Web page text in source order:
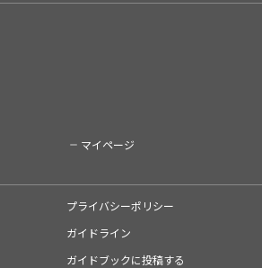
マイページ
プライバシーポリシー
ガイドライン
ガイドブックに投稿する